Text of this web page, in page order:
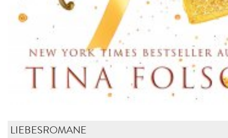
LIEBESROMANE